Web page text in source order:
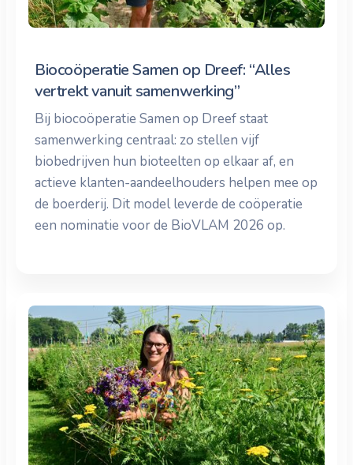
Biocoöperatie Samen op Dreef: “Alles
vertrekt vanuit samenwerking”
Bij biocoöperatie Samen op Dreef staat
samenwerking centraal: zo stellen vijf
biobedrijven hun bioteelten op elkaar af, en
actieve klanten-aandeelhouders helpen mee op
de boerderij. Dit model leverde de coöperatie
een nominatie voor de BioVLAM 2026 op.